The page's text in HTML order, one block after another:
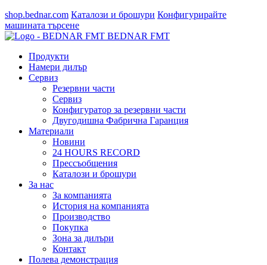
shop.bednar.com Каталози и брошури Конфигурирайте
машината търсене
BEDNAR FMT
Продукти
Намери дилър
Сервиз
Резервни части
Сервиз
Конфигуратор за резервни части
Двугодишна Фабрична Гаранция
Материали
Новини
24 HOURS RECORD
Прессъобщения
Каталози и брошури
За нас
За компанията
История на компанията
Производство
Покупка
Зона за дилъри
Контакт
Полева демонстрация